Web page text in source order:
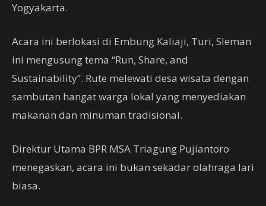
Yogyakarta.
Acara ini berlokasi di Embung Kaliaji, Turi, Sleman
ini mengusung tema “Run, Share, and
Sustainability”. Rute melewati desa wisata dengan
sambutan hangat warga lokal yang menyediakan
makanan dan minuman tradisional.
Direktur Utama BPR MSA Triagung Pujiantoro
menegaskan, acara ini bukan sekadar olahraga lari
biasa.